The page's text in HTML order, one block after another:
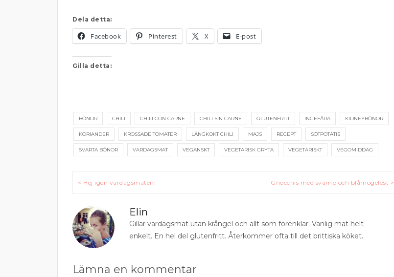
Dela detta:
Facebook Pinterest X E-post
Gilla detta:
BÖNOR CHILI CHILI CON CARNE CHILI SIN CARNE GLUTENFRITT INGEFÄRA KIDNEYBÖNOR
KORIANDER KROSSADE TOMATER LÅNGKOKT CHILI MAJS RECEPT SÖTPOTATIS
SVARTA BÖNOR VARDAGSMAT VEGANSKT VEGETARISK GRYTA VEGETARISKT VEGOMIDDAG
Inläggsnavigering
< Hej igen vardagsmaten! Gnocchis med svamp och blåmögelost >
Elin
Gillar vardagsmat utan krångel och allt som förenklar. Vanlig mat helt
enkelt. En hel del glutenfritt. Återkommer ofta till det brittiska köket.
Lämna en kommentar